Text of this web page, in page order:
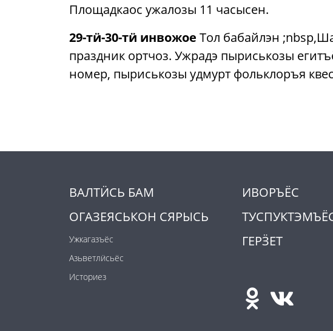
Площадкаос ужалозы 11 часысен.
29-тӥ-30-тӥ инвожое Тол бабайлэн
праздник ортчоз. Ужрадэ пыриськозы
номер, пыриськозы удмурт фольклоръя
ВАЛТӤСЬ БАМ
ОГАЗЕЯСЬКОН СЯРЫСЬ
Ужкагазъёс
Азьветлӥсьёс
Историез
ИВОРЪЁС
ГЕРӞЕТ